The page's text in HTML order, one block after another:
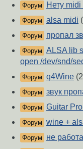
Форум Нету midi
Форум alsa midi
Форум пропал
Форум ALSA lib
open /dev/snd/
Форум q4Wine
Форум звук
Форум Guitar
Форум wine +
Форум не